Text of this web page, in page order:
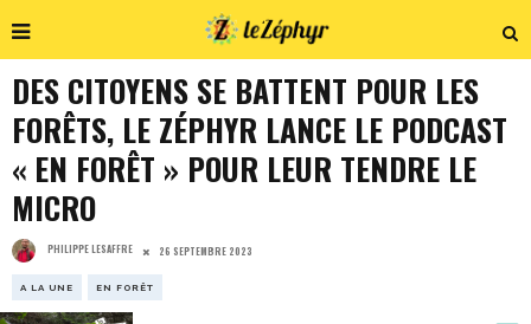
DES CITOYENS SE BATTENT POUR LES
FORÊTS, LE ZÉPHYR LANCE LE PODCAST
« EN FORÊT » POUR LEUR TENDRE LE
MICRO
PHILIPPE LESAFFRE 26 SEPTEMBRE 2023
A LA UNE EN FORÊT